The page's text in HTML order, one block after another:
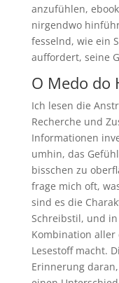
anzufühlen,
nirgendwo
fesselnd, wie ein
auffordert, seine
O Medo do
Ich lesen die
Recherche und
Informationen
umhin, das
bisschen zu
frage mich oft,
sind es die
Schreibstil, und
Kombination aller
Lesestoff macht.
Erinnerung